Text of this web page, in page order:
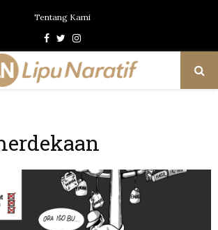
Tentang Kami
Facebook
TwitterInstagram